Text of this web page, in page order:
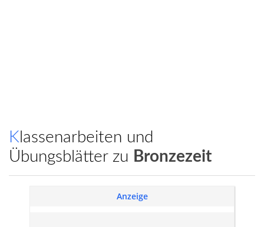
Klassenarbeiten und
Übungsblätter zu Bronzezeit
Anzeige